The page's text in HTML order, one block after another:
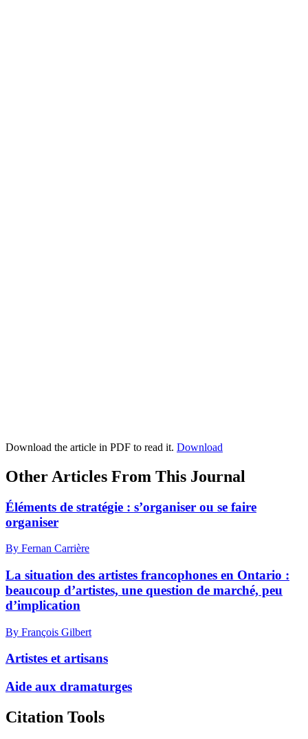
Download the article in PDF to read it. Download
Other Articles From This Journal
Éléments de stratégie : s’organiser ou se faire
organiser
By Fernan Carrière
La situation des artistes francophones en Ontario :
beaucoup d’artistes, une question de marché, peu
d’implication
By François Gilbert
Artistes et artisans
Aide aux dramaturges
Citation Tools